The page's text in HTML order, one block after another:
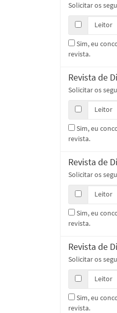
Solicitar os
Leitor
Sim, eu
revista.
Revista de
Solicitar os
Leitor
Sim, eu
revista.
Revista de
Solicitar os
Leitor
Sim, eu
revista.
Revista de
Solicitar os
Leitor
Sim, eu
revista.